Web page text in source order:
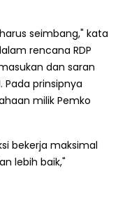
seimbang," kata
rencana RDP
dan saran
Pada prinsipnya
milik Pemko
bekerja maksimal
lebih baik,"